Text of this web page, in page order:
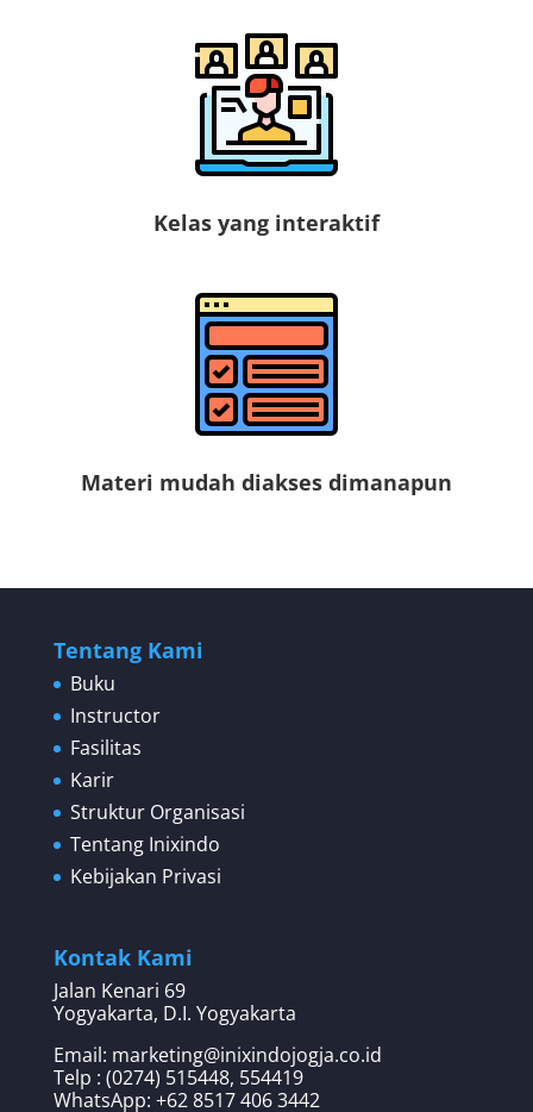
Kelas yang interaktif
Materi mudah diakses dimanapun
Tentang Kami
Buku
Instructor
Fasilitas
Karir
Struktur Organisasi
Tentang Inixindo
Kebijakan Privasi
Kontak Kami
Jalan Kenari 69
Yogyakarta, D.I. Yogyakarta
Email: marketing@inixindojogja.co.id
Telp : (0274) 515448, 554419
WhatsApp: +62 8517 406 3442